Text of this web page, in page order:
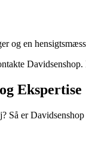
en
Ekspertise
er